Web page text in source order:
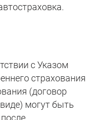
с Указом
страхования
(договор
могут быть